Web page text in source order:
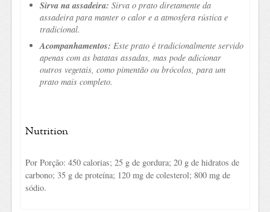
Sirva na assadeira: Sirva o prato diretamente da
assadeira para manter o calor e a atmosfera rústica e
tradicional.
Acompanhamentos: Este prato é tradicionalmente servido
apenas com as batatas assadas, mas pode adicionar
outros vegetais, como pimentão ou brócolos, para um
prato mais completo.
Nutrition
Por Porção: 450 calorias; 25 g de gordura; 20 g de hidratos de
carbono; 35 g de proteína; 120 mg de colesterol; 800 mg de
sódio.